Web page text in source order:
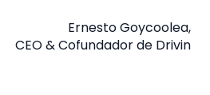
Ernesto Goycoolea,
CEO & Cofundador de Drivin